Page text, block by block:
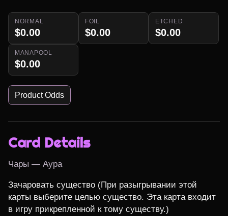
NORMAL
$0.00
FOIL
$0.00
ETCHED
$0.00
MANAPOOL
$0.00
Product Odds
Card Details
Чары — Аура
Зачаровать существо (При разыгрывании этой
карты выберите целью существо. Эта карта входит
в игру прикрепленной к тому существу.)